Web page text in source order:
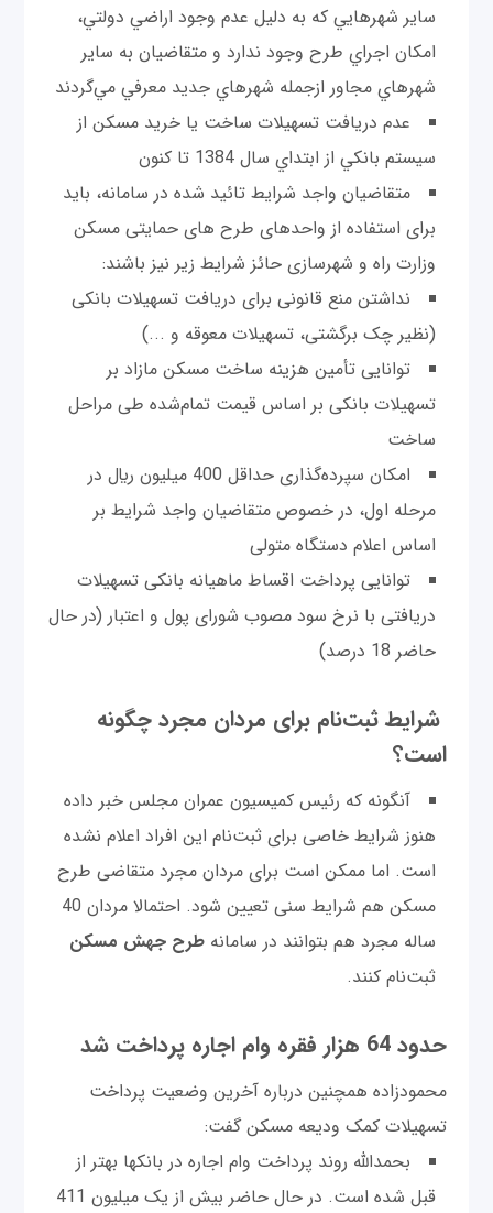
ساير شهرهايي كه به دليل عدم وجود اراضي دولتي،
امكان اجراي طرح وجود ندارد و متقاضيان به ساير
شهرهاي مجاور ازجمله شهرهاي جديد معرفي مي‌گردند
عدم دريافت تسهيلات ساخت يا خريد مسكن از
سيستم بانكي از ابتداي سال 1384 تا كنون
متقاضیان واجد شرایط تائید شده در سامانه، باید
برای استفاده از واحدهای طرح های حمایتی مسکن
وزارت راه و شهرسازی حائز شرایط زیر نیز باشند:
نداشتن منع قانونی برای دریافت تسهیلات بانکی
(نظیر چک برگشتی، تسهیلات معوقه و ...)
توانایی تأمین هزینه ساخت مسکن مازاد بر
تسهیلات بانکی بر اساس قیمت تمام‌شده طی مراحل
ساخت
امکان سپرده‌گذاری حداقل 400 ميليون ريال در
مرحله اول، در خصوص متقاضيان واجد شرايط بر
اساس اعلام دستگاه متولی
توانایی پرداخت اقساط ماهیانه بانکی تسهیلات
دریافتی با نرخ سود مصوب شورای پول و اعتبار (در حال
حاضر 18 درصد)
شرایط ثبت‌نام برای مردان مجرد چگونه
است؟
آنگونه که رئیس کمیسیون عمران مجلس خبر داده
هنوز شرایط خاصی برای ثبت‌نام این افراد اعلام نشده
است. اما ممکن است برای مردان مجرد متقاضی طرح
مسکن هم شرایط سنی تعیین شود. احتمالا مردان 40
ساله مجرد هم بتوانند در سامانه طرح جهش مسکن
ثبت‌نام کنند.
حدود 64 هزار فقره وام اجاره پرداخت شد
محمودزاده همچنین درباره آخرین وضعیت پرداخت
تسهیلات کمک ودیعه مسکن گفت:
بحمدالله روند پرداخت وام اجاره در بانکها بهتر از
قبل شده است. در حال حاضر بیش از یک میلیون 411